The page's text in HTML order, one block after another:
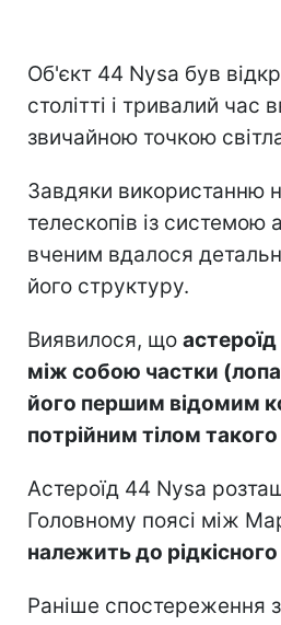
Об'єкт 44 Nysa був
столітті і тривалий час
звичайною точкою
Завдяки використанню
телескопів із системою
вченим вдалося
його структуру.
Виявилося, що
між собою частки
його першим відомим
потрійним тілом
Астероїд 44 Nysa
Головному поясі між
належить до
Раніше спостереження